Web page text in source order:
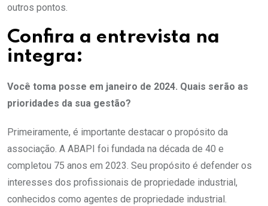
outros pontos.
Confira a entrevista na
integra:
Você toma posse em janeiro de 2024. Quais serão as
prioridades da sua gestão?
Primeiramente, é importante destacar o propósito da
associação. A ABAPI foi fundada na década de 40 e
completou 75 anos em 2023. Seu propósito é defender os
interesses dos profissionais de propriedade industrial,
conhecidos como agentes de propriedade industrial.